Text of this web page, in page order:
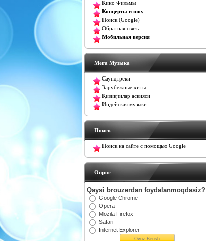
Кино Фильмы
Концерты и шоу
Поиск (Google)
Обратная связь
Мобильная версия
Мега Музыка
Саундтреки
Зарубежные хиты
Қизиқчилар аскияси
Индейская музыки
Поиск
Поиск на сайте с помощью Google
Oпрос
Qaysi brouzerdan foydalanmoqdasiz?
Google Chrome
Opera
Mozila Firefox
Safari
Internet Explorer